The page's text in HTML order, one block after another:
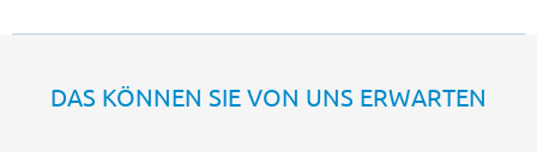
DAS KÖNNEN SIE VON UNS ERWARTEN